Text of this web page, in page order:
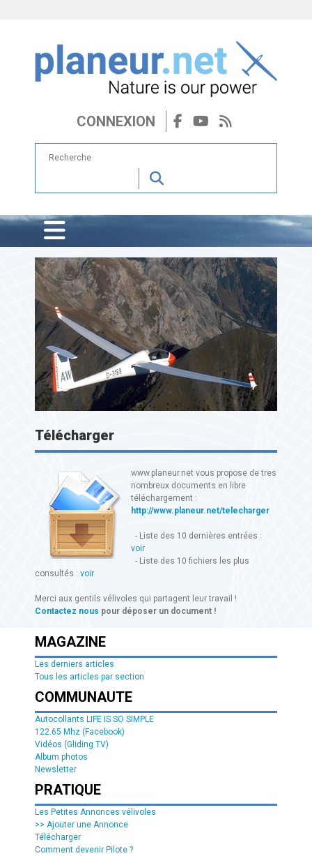
CONNEXION
Télécharger
www.planeur.net vous propose de tres
nombreux documents en libre
téléchargement :
http://www.planeur.net/telecharger
- Liste des 10 dernières entrées :
voir
- Liste des 10 fichiers les plus
consultés : voir
Merci aux gentils vélivoles qui partagent leur travail !
Contactez nous pour déposer un document !
MAGAZINE
Les derniers articles
Tous les articles par section
COMMUNAUTE
Autocollants LIFE IS SO SIMPLE
122.65 Mhz (Facebook)
Vidéos (Gliding TV)
Album photos
Newsletter
PRATIQUE
Les Petites Annonces vélivoles
>> Ajouter une Annonce
Télécharger
Comment devenir Pilote ?